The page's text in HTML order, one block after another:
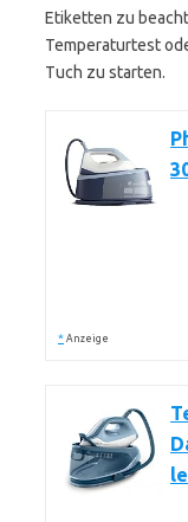
Etiketten zu
Temperaturtest
Tuch zu starten.
* Anzeige